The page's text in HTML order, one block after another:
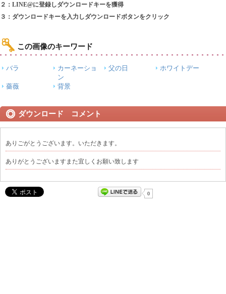
２：LINE@に登録しダウンロードキーを獲得
３：ダウンロードキーを入力しダウンロードボタンをクリック
この画像のキーワード
バラ
カーネーショ
ン
父の日 ホワイトデー
薔薇 背景
ダウンロード コメント
ありごがとうございます。いただきます。
ありがとうございますまた宜しくお願い致します
0